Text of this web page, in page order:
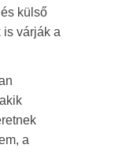
külső
is várják a
a